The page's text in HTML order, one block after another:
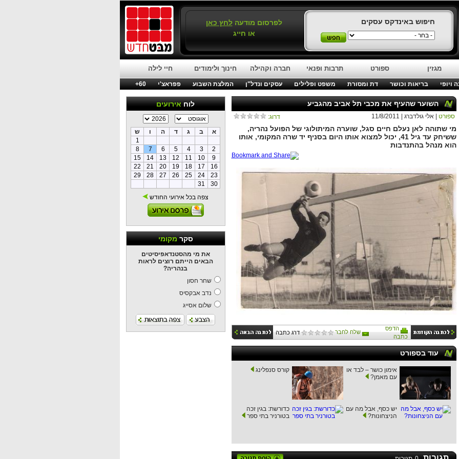
חיפוש באינדקס עסקים לפרסום מודעהלחץ כאן
או חייג
מגזין ספורט תרבות ופנאי חברה וקהילה חינוך ולימודים חיי לילה
ויופי בריאות וכושר דת ומסורת משפט ופלילים עסקים ונדל"ן המלצת השבוע פפראצ'י
60+
לוחאירועים
א ב ג ד ה ו
ש
1
2
3
4
5
6
7
8
9
10
11
12
13
14
15
16
17
18
19
20
21
22
23
24
25
26
27
28
29
30
31
צפה בכל אירועי החודש
סקרמקומי
את מי מהסטנדאפיסיטים
הבאים הייתם רוצים לראות
בנהריה?
שחר חסון
נדב אבקסיס
שלום אסייג
השוער שהעיף את מכבי תל אביב מהגביע
דרוג: ספורט | אלי גולדברג | 11/8/2011
מי שתוהה לאן נעלם חיים סגל, שוערה המיתולוגי של הפועל נהריה,
ששיחק עד גיל 41, יכול למצוא אותו היום בסניף יד שרה המקומי, אותו
הוא מנהל בהתנדבות
הדפס
כתבה
שלח לחבר דרג כתבה
עוד בספורט
אימון כושר – לבד או
עם מאמן?
קורס סנפלינג
יש כסף, אבל מה עם
הניצחונות?
כדורשת: בגין זכה
בטורניר בתי ספר